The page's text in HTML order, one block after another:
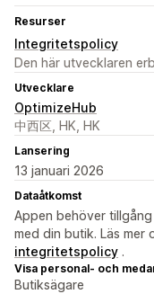
Resurser
Integritetspolicy
Den här utvecklaren
Utvecklare
OptimizeHub
中西区, HK, HK
Lansering
13 januari 2026
Dataåtkomst
Appen behöver
med din butik. Läs mer
integritetspolicy .
Visa personal- och
Butiksägare